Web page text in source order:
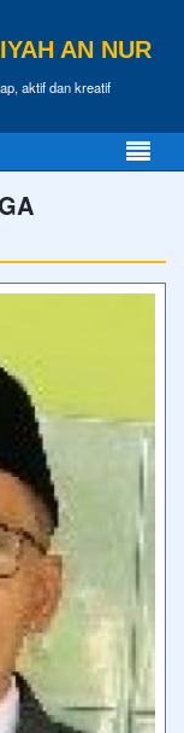
AN NUR
aktif dan kreatif